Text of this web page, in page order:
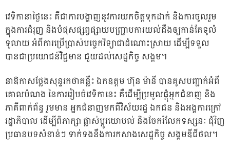
វេទិកានាថ្ងៃនេះ គឺជាការបង្ហាញនូវការយកចិត្តទុកដាក់ និងការចូលរួម
ក្នុងការជំរុញ និងបំផុសផ្សព្វផ្សាយបញ្ជ្រាបការយល់ដឹងឲ្យកាន់តែទូលំ
ទូលាយ អំពីការប្រើប្រាស់បច្ចេកវិទ្យាជាដំណោះស្រាយ ដើម្បីទទួល
បានជាប្រយោជន៍វិជ្ជមាន ជួយដល់សេដ្ឋកិច្ច សង្គម។
នាឱកាសថ្លែងសុន្ទរកថាគន្លឹះ ឯកឧត្តម ហ៊ុន ម៉ានី បានគូសបញ្ជាក់អំពី
គោលបំណង នៃការរៀបចំវេទិកានេះ គឺដើម្បីប្រមូលផ្តុំអ្នកជំនាញ និង
ភាគីពាក់ព័ន្ធ រួមមាន អ្នកជំនាញមកពីវិស័យរដ្ឋ ឯកជន និងអង្គការក្រៅ
រដ្ឋាភិបាល ដើម្បីពិភាក្សា ផ្លាស់ប្តូរយោបល់ និងចែករំលែកទស្សនៈ ជុំវិញ
ប្រធានបទសំខាន់ៗ ទាក់ទងនឹងការកសាងសេដ្ឋកិច្ច សង្គមឌីជីថល។